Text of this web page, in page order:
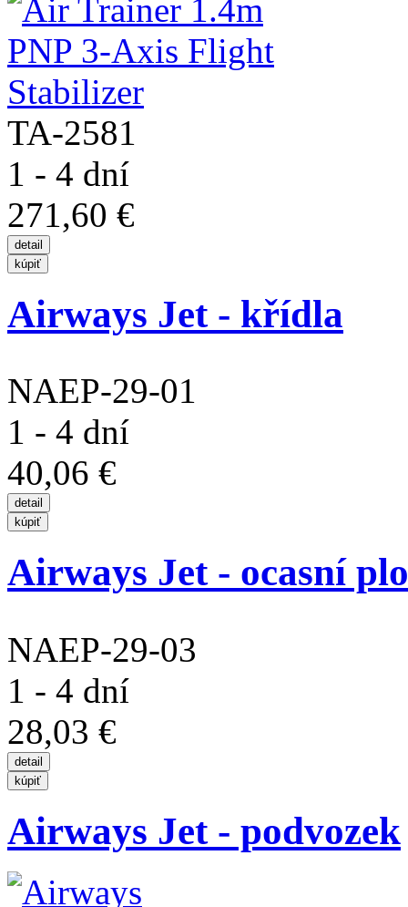
TA-2581
1 - 4 dní
271,60 €
Airways Jet - křídla
NAEP-29-01
1 - 4 dní
40,06 €
Airways Jet - ocasní
NAEP-29-03
1 - 4 dní
28,03 €
Airways Jet - podvozek